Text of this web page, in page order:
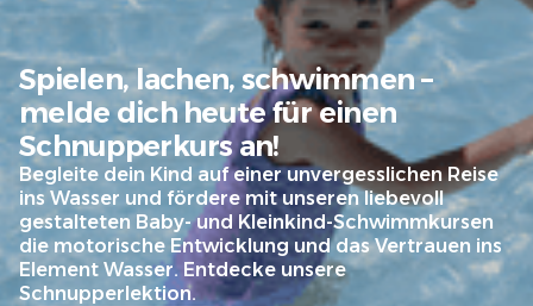
Spielen, lachen, schwimmen –
melde dich heute für einen
Schnupperkurs an!
Begleite dein Kind auf einer unvergesslichen Reise
ins Wasser und fördere mit unseren liebevoll
gestalteten Baby- und Kleinkind-Schwimmkursen
die motorische Entwicklung und das Vertrauen ins
Element Wasser. Entdecke unsere
Schnupperlektion.